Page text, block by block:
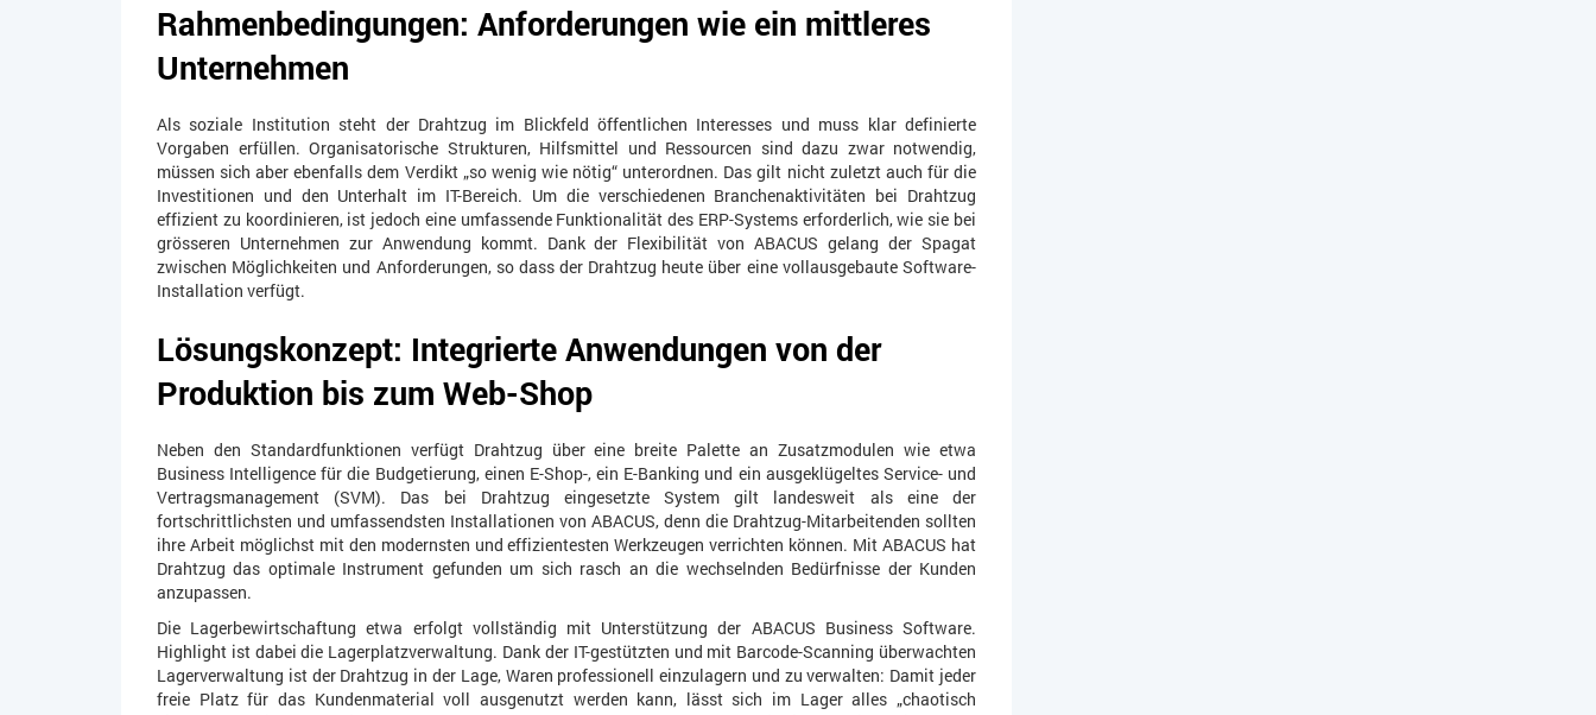
Rahmenbedingungen: Anforderungen wie ein mittleres
Unternehmen
Als soziale Institution steht der Drahtzug im Blickfeld öffentlichen Interesses und muss klar definierte
Vorgaben erfüllen. Organisatorische Strukturen, Hilfsmittel und Ressourcen sind dazu zwar notwendig,
müssen sich aber ebenfalls dem Verdikt „so wenig wie nötig“ unterordnen. Das gilt nicht zuletzt auch für die
Investitionen und den Unterhalt im IT-Bereich. Um die verschiedenen Branchenaktivitäten bei Drahtzug
effizient zu koordinieren, ist jedoch eine umfassende Funktionalität des ERP-Systems erforderlich, wie sie bei
grösseren Unternehmen zur Anwendung kommt. Dank der Flexibilität von ABACUS gelang der Spagat
zwischen Möglichkeiten und Anforderungen, so dass der Drahtzug heute über eine vollausgebaute Software-
Installation verfügt.
Lösungskonzept: Integrierte Anwendungen von der
Produktion bis zum Web-Shop
Neben den Standardfunktionen verfügt Drahtzug über eine breite Palette an Zusatzmodulen wie etwa
Business Intelligence für die Budgetierung, einen E-Shop-, ein E-Banking und ein ausgeklügeltes Service- und
Vertragsmanagement (SVM). Das bei Drahtzug eingesetzte System gilt landesweit als eine der
fortschrittlichsten und umfassendsten Installationen von ABACUS, denn die Drahtzug-Mitarbeitenden sollten
ihre Arbeit möglichst mit den modernsten und effizientesten Werkzeugen verrichten können. Mit ABACUS hat
Drahtzug das optimale Instrument gefunden um sich rasch an die wechselnden Bedürfnisse der Kunden
anzupassen.
Die Lagerbewirtschaftung etwa erfolgt vollständig mit Unterstützung der ABACUS Business Software.
Highlight ist dabei die Lagerplatzverwaltung. Dank der IT-gestützten und mit Barcode-Scanning überwachten
Lagerverwaltung ist der Drahtzug in der Lage, Waren professionell einzulagern und zu verwalten: Damit jeder
freie Platz für das Kundenmaterial voll ausgenutzt werden kann, lässt sich im Lager alles „chaotisch